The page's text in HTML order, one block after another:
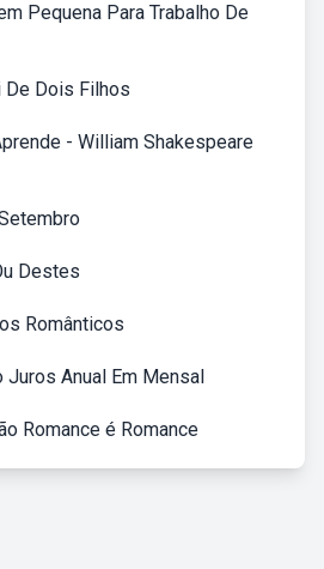
Pequena Para Trabalho De
De Dois Filhos
- William Shakespeare
Destes
Românticos
Juros Anual Em Mensal
Romance é Romance